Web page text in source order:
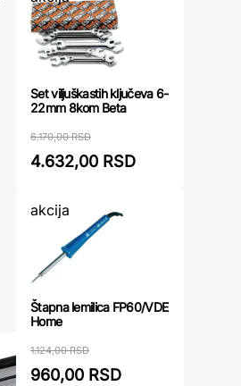
Set viljuškastih ključeva 6-
22mm 8kom Beta
6.170,00 RSD
4.632,00 RSD
akcija
Štapna lemilica FP60/VDE
Home
1.124,00 RSD
960,00 RSD